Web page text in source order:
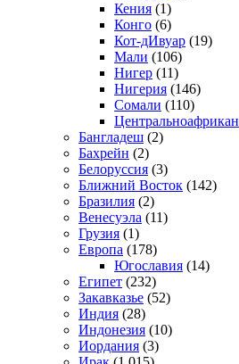
Кения (1)
Конго (6)
Кот-дИвуар (19)
Мали (106)
Нигер (11)
Нигерия (146)
Сомали (110)
Бангладеш (2)
Бахрейн (2)
Белоруссия (3)
Ближний Восток (142)
Бразилия (2)
Венесуэла (11)
Грузия (1)
Европа (178)
Югославия (14)
Египет (232)
Закавказье (52)
Индия (28)
Индонезия (10)
Иордания (3)